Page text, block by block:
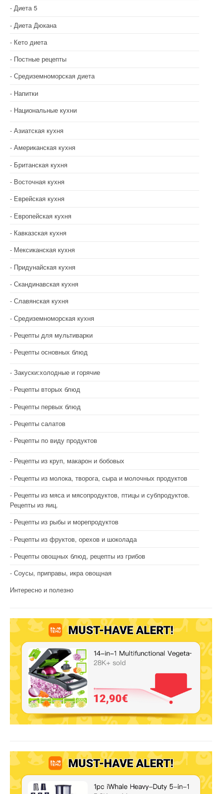
Диета 5
Диета Дюкана
Кето диета
Постные рецепты
Средиземноморская диета
Напитки
Национальные кухни
Азиатская кухня
Американская кухня
Британская кухня
Восточная кухня
Еврейская кухня
Европейская кухня
Кавказская кухня
Мексиканская кухня
Придунайская кухня
Скандинавская кухня
Славянская кухня
Средиземноморская кухня
Рецепты для мультиварки
Рецепты основных блюд
Закуски:холодные и горячие
Рецепты вторых блюд
Рецепты первых блюд
Рецепты салатов
Рецепты по виду продуктов
Рецепты из круп, макарон и бобовых
Рецепты из молока, творога, сыра и молочных продуктов
Рецепты из мяса и мясопродуктов, птицы и субпродуктов.
Рецепты из яиц.
Рецепты из рыбы и морепродуктов
Рецепты из фруктов, орехов и шоколада
Рецепты овощных блюд, рецепты из грибов
Соусы, приправы, икра овощная
Интересно и полезно